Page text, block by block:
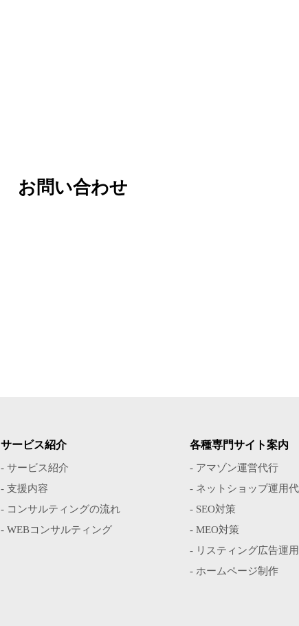
お問い合わせ
サービス紹介
- サービス紹介
- 支援内容
- コンサルティングの流れ
- WEBコンサルティング
各種専門サイト案内
- アマゾン運営代行
- ネットショップ運用
- SEO対策
- MEO対策
- リスティング広告運
- ホームページ制作